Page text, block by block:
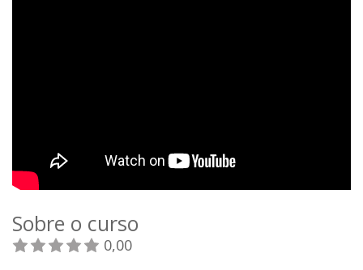
Sobre o curso
0,00